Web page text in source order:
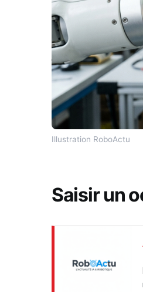
Illustration RoboActu
Saisir un